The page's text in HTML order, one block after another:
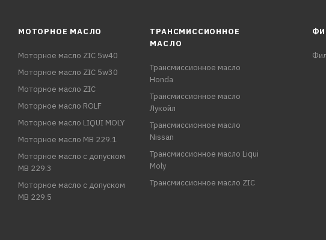
МОТОРНОЕ МАСЛО
Моторное масло ZIC 5w40
Моторное масло ZIC 5w30
Моторное масло ZIC
Моторное масло ROLF
Моторное масло LIQUI MOLY
Моторное масло MB 229.1
Моторное масло с допуском
MB 229.3
Моторное масло с допуском
MB 229.5
ТРАНСМИССИОННОЕ
МАСЛО
Трансмиссионное масло
Honda
Трансмиссионное масло
Лукойл
Трансмиссионное масло
Nissan
Трансмиссионное масло Liqui
Moly
Трансмиссионное масло ZIC